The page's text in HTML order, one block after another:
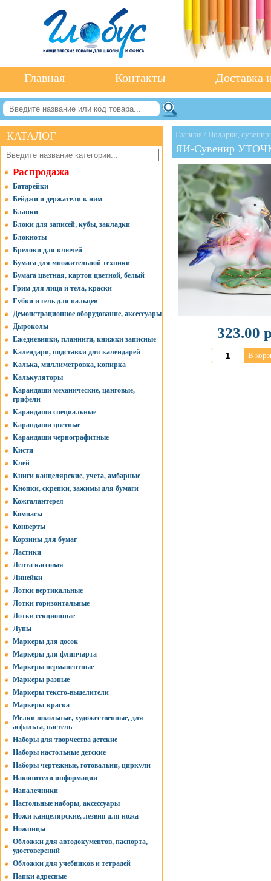
Главная Контакты Доставка
КАТАЛОГ
Распродажа
Батарейки
Бейджи и держатели к ним
Бланки
Блоки для записей, кубы, закладки
Блокноты
Брелоки для ключей
Бумага для множительной техники
Бумага цветная, картон цветной, белый
Грим для лица и тела, краски
Губки и гель для пальцев
Демонстрационное оборудование, аксессуары
Дыроколы
Ежедневники, планинги, книжки записные
Календари, подставки для календарей
Калька, миллиметровка, копирка
Калькуляторы
Карандаши механические, цанговые,
грифели
Карандаши специальные
Карандаши цветные
Карандаши чернографитные
Кисти
Клей
Книги канцелярские, учета, амбарные
Кнопки, скрепки, зажимы для бумаги
Кожгалантерея
Компасы
Конверты
Корзины для бумаг
Ластики
Лента кассовая
Линейки
Лотки вертикальные
Лотки горизонтальные
Лотки секционные
Лупы
Маркеры для досок
Маркеры для флипчарта
Маркеры перманентные
Маркеры разные
Маркеры тексто-выделители
Маркеры-краска
Мелки школьные, художественные, для
асфальта, пастель
Наборы для творчества детские
Наборы настольные детские
Наборы чертежные, готовальни, циркули
Накопители информации
Напалечники
Настольные наборы, аксессуары
Ножи канцелярские, лезвия для ножа
Ножницы
Обложки для автодокументов, паспорта,
удостоверений
Обложки для учебников и тетрадей
Папки адресные
Главная / Подарки,
ЯИ-Сувенир
323.00
В